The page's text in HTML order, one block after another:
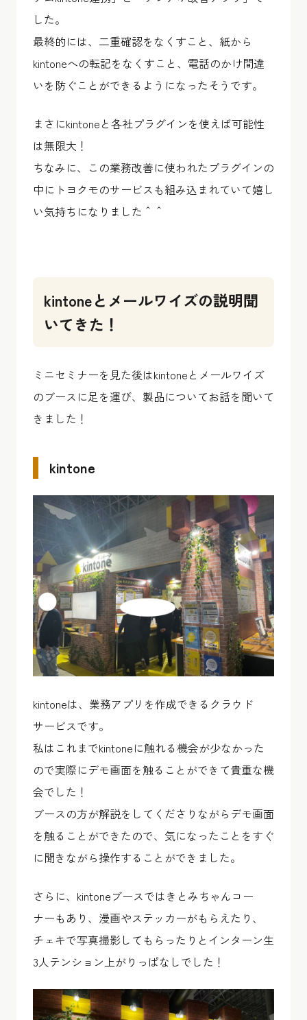
した。
最終的には、二重確認をなくすこと、紙から
kintoneへの転記をなくすこと、電話のかけ間違
いを防ぐことができるようになったそうです。
まさにkintoneと各社プラグインを使えば可能性
は無限大！
ちなみに、この業務改善に使われたプラグインの
中にトヨクモのサービスも組み込まれていて嬉し
い気持ちになりました＾＾
kintoneとメールワイズの説明聞
いてきた！
ミニセミナーを見た後はkintoneとメールワイズ
のブースに足を運び、製品についてお話を聞いて
きました！
kintone
kintoneは、業務アプリを作成できるクラウド
サービスです。
私はこれまでkintoneに触れる機会が少なかった
ので実際にデモ画面を触ることができて貴重な機
会でした！
ブースの方が解説をしてくださりながらデモ画面
を触ることができたので、気になったことをすぐ
に聞きながら操作することができました。
さらに、kintoneブースではきとみちゃんコー
ナーもあり、漫画やステッカーがもらえたり、
チェキで写真撮影してもらったりとインターン生
3人テンション上がりっぱなしでした！